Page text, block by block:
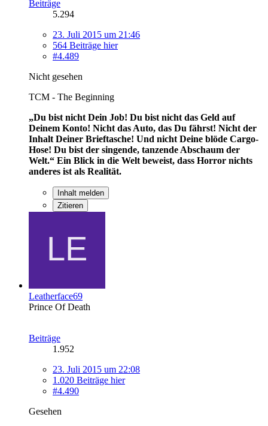
Beiträge
5.294
23. Juli 2015 um 21:46
564 Beiträge hier
#4.489
Nicht gesehen
TCM - The Beginning
„Du bist nicht Dein Job! Du bist nicht das Geld auf
Deinem Konto! Nicht das Auto, das Du fährst! Nicht der
Inhalt Deiner Brieftasche! Und nicht Deine blöde Cargo-
Hose! Du bist der singende, tanzende Abschaum der
Welt.“ Ein Blick in die Welt beweist, dass Horror nichts
anderes ist als Realität.
Inhalt melden
Zitieren
Leatherface69
Prince Of Death
Beiträge
1.952
23. Juli 2015 um 22:08
1.020 Beiträge hier
#4.490
Gesehen